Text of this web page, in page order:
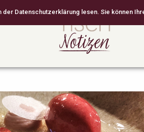
der Datenschutzerklärung lesen. Sie können